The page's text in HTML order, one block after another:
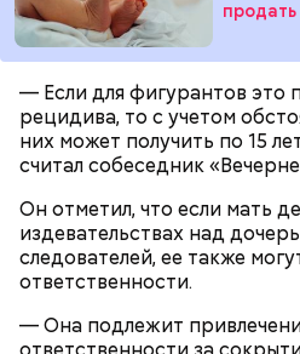
— Если для фигурантов это
рецидива, то с учетом
них может получить по 15
считал собеседник
Он отметил, что если мать
издевательствах над
следователей, ее также
ответственности.
— Она подлежит
Следующим подопытным
Миссюры Константин. 3
когда молодые люди ехали
подозреваемый угостил
этиленгликолем. Через два
Кадирханов якобы однажды
Мутаева. Еще бойцу не
ухаживает за сестрой его
Общественник Шамиль
Telegram-канале, что в
назначил Кадирханову
вместе с друзьями и
полицию, но подтвердил
допросе.